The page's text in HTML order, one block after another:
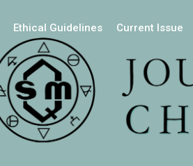
Ethical Guidelines Current Issue